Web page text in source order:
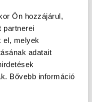
Ön hozzájárul,
partnerei
el, melyek
adatait
Bővebb információ